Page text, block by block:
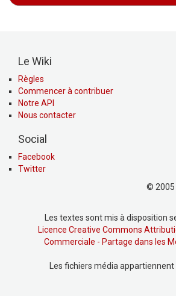
Le Wiki
Règles
Commencer à contribuer
Notre API
Nous contacter
Social
Facebook
Twitter
© 2005
Les textes sont mis à disposition
Licence Creative Commons
Commerciale - Partage dans les
Les fichiers média